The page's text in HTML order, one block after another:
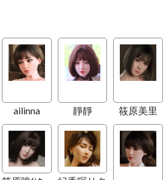
ailinna 靜靜 筱原美里